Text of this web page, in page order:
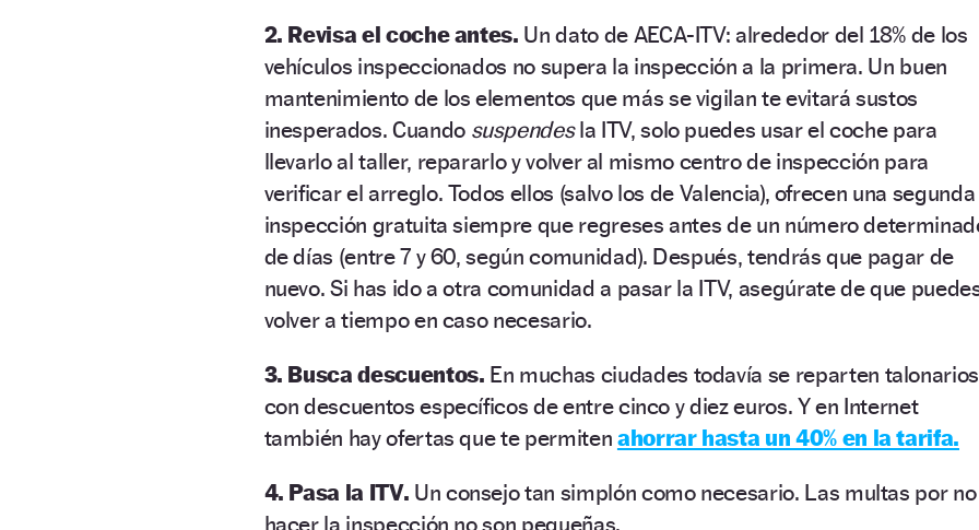
2. Revisa el coche antes. Un dato de AECA-ITV: alrededor del 18% de los
vehículos inspeccionados no supera la inspección a la primera. Un buen
mantenimiento de los elementos que más se vigilante evitará sustos
inesperados. Cuando suspendesla ITV, solo puedes usar el coche para
llevarlo al taller, repararlo y volver al mismo centro de inspección para
verificar el arreglo. Todos ellos (salvo los de Valencia), ofrecen una segunda
inspección gratuita siempre que regreses antes de un número
de días (entre 7 y 60, según comunidad). Después, tendrás que pagar de
nuevo. Si has ido a otra comunidad a pasar la ITV, asegúrate de que
volver a tiempo en caso necesario.
3. Busca descuentos. En muchas ciudades todavía se reparten talonarios
con descuentos específicos de entre cinco y diez euros. Y en Internet
también hay ofertas que te permiten ahorrar hasta un 40% en la tarifa.
4. Pasa la ITV. Un consejo tan simplón como necesario. Las multas por no
hacer la inspección no son pequeñas.